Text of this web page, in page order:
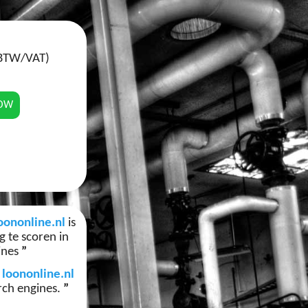
VAT)
is
te scoren in
”
loononline.nl
engines. ”